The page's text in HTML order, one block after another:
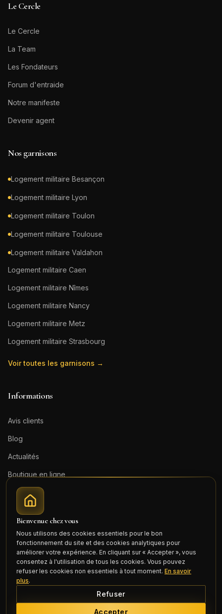
Le Cercle
Le Cercle
La Team
Les Fondateurs
Forum d'entraide
Notre manifeste
Devenir agent
Nos garnisons
Logement militaire Besançon
Logement militaire Lyon
Logement militaire Toulon
Logement militaire Toulouse
Logement militaire Valdahon
Logement militaire Caen
Logement militaire Nîmes
Logement militaire Nancy
Logement militaire Metz
Logement militaire Strasbourg
Voir toutes les garnisons →
Informations
Avis clients
Blog
Actualités
Boutique en ligne
Contact
Mentions légales
Connexion
Bienvenue chez vous
Nous utilisons des cookies essentiels pour le bon
fonctionnement du site et des cookies analytiques pour
améliorer votre expérience. En cliquant sur « Accepter », vous
consentez à l'utilisation de tous les cookies. Vous pouvez
refuser les cookies non essentiels à tout moment. En savoir
plus.
Refuser
Accepter